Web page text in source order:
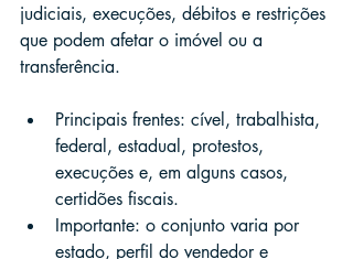
judiciais, execuções, débitos e restrições
que podem afetar o imóvel ou a
transferência.
Principais frentes: cível, trabalhista,
federal, estadual, protestos,
execuções e, em alguns casos,
certidões fiscais.
Importante: o conjunto varia por
estado, perfil do vendedor e